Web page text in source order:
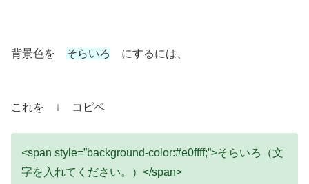
背景色を そらいろ にするには、
これを ↓ コピペ
<span style=”background-color:#e0ffff;”>そらいろ（文
字を入れてください。）</span>